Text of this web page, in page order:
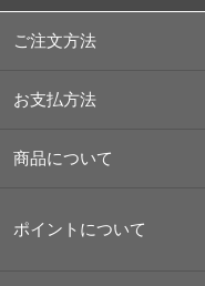
ご注文方法
お支払方法
商品について
ポイントについて